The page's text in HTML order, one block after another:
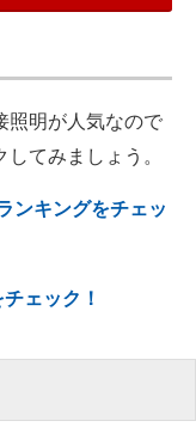
明が人気なので
てみましょう。
ンキングをチェッ
ェック！